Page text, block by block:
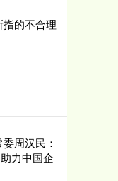
的不合理
周汉民：
力中国企